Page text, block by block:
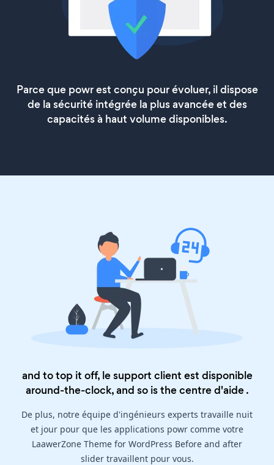
Parce que powr est conçu pour évoluer, il dispose
de la sécurité intégrée la plus avancée et des
capacités à haut volume disponibles.
and to top it off, le support client est disponible
around-the-clock, and so is thecentre d'aide.
De plus, notre équipe d'ingénieurs experts travaille nuit
et jour pour que les applications powr comme votre
LaawerZone Theme for WordPress Before and after
slider travaillent pour vous.